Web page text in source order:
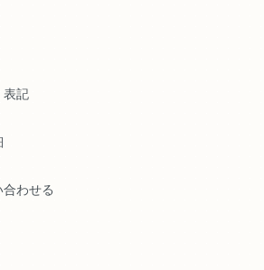
表記
わせる